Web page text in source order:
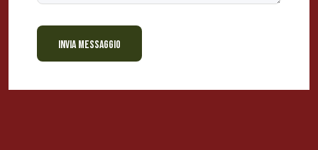
INVIA MESSAGGIO